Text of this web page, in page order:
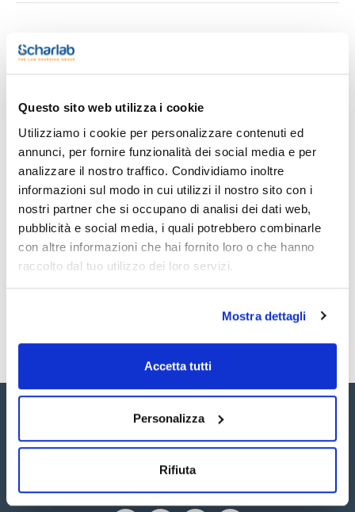
Questo sito web utilizza i cookie
Utilizziamo i cookie per personalizzare contenuti ed
annunci, per fornire funzionalità dei social media e per
analizzare il nostro traffico. Condividiamo inoltre
informazioni sul modo in cui utilizzi il nostro sito con i
nostri partner che si occupano di analisi dei dati web,
pubblicità e social media, i quali potrebbero combinarle
con altre informazioni che hai fornito loro o che hanno
raccolto dal tuo utilizzo dei loro servizi.
Mostra dettagli
Accetta tutti
Personalizza
Rifiuta
Caratteristiche
Presentazione : Rack
Marca : Kartell
Compatibilità : Kartell, Gilson, Eppendorf, Finnpipette,
Socorex, Nichiryo, Biohit, Brand, Hamilton
Conf. (unità) : 10x96
Selezione di puntali di polipropilene. La compatibilità di ogni
puntale è stata suggerita dal fabbricante ma può essere
usata con altri marchi non indicati.
Vedi di più
Documentazione tecnica
TDS / Scheda tecnica
Registrati per i download
COA
Registrati per i download
SDS / Scheda di
Sicurezza